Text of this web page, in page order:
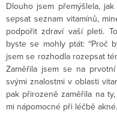
Dlouho jsem přemýšlela,
sepsat seznam vitamínů,
podpořit zdraví vaší pleti.
byste se mohly ptát: “Proč
jsem se rozhodla rozepsat
Zaměřila jsem se na
svými znalostmi v oblasti
pak přirozeně zaměřila na
mi nápomocné při léčbě akné.